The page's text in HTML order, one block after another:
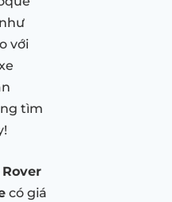
với
tìm
có giá